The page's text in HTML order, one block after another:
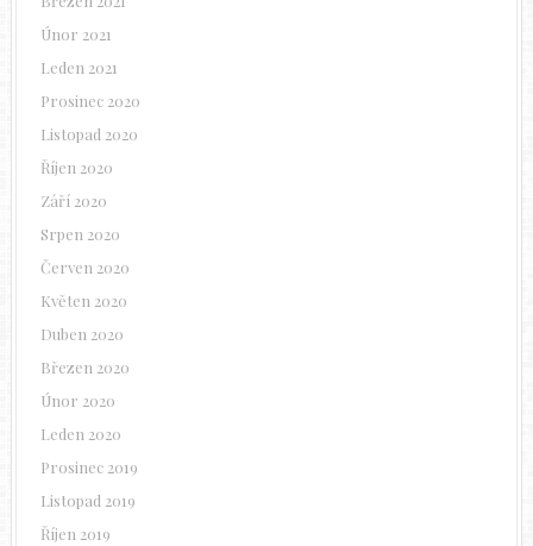
Únor 2021
Leden 2021
Prosinec 2020
Listopad 2020
Říjen 2020
Září 2020
Srpen 2020
Červen 2020
Květen 2020
Duben 2020
Březen 2020
Únor 2020
Leden 2020
Prosinec 2019
Listopad 2019
Říjen 2019